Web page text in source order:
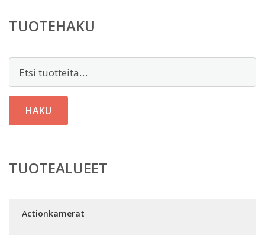
TUOTEHAKU
Etsi:
HAKU
TUOTEALUEET
Actionkamerat